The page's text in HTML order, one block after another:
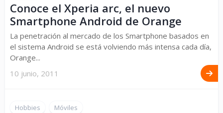
Conoce el Xperia arc, el nuevo
Smartphone Android de Orange
La penetración al mercado de los Smartphone basados en
el sistema Android se está volviendo más intensa cada día,
Orange...
10 junio, 2011
Hobbies Móviles